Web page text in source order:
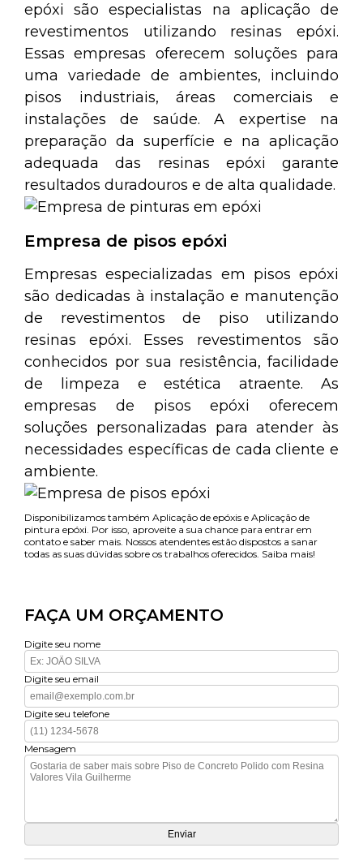
epóxi são especialistas na aplicação de
revestimentos utilizando resinas epóxi.
Essas empresas oferecem soluções para
uma variedade de ambientes, incluindo
pisos industriais, áreas comerciais e
instalações de saúde. A expertise na
preparação da superfície e na aplicação
adequada das resinas epóxi garante
resultados duradouros e de alta qualidade.
Empresa de pisos epóxi
Empresas especializadas em pisos epóxi
são dedicadas à instalação e manutenção
de revestimentos de piso utilizando
resinas epóxi. Esses revestimentos são
conhecidos por sua resistência, facilidade
de limpeza e estética atraente. As
empresas de pisos epóxi oferecem
soluções personalizadas para atender às
necessidades específicas de cada cliente e
ambiente.
Disponibilizamos também Aplicação de epóxis e Aplicação de
pintura epóxi. Por isso, aproveite a sua chance para entrar em
contato e saber mais. Nossos atendentes estão dispostos a sanar
todas as suas dúvidas sobre os trabalhos oferecidos. Saiba mais!
FAÇA UM ORÇAMENTO
Digite seu nome
Digite seu email
Digite seu telefone
Mensagem